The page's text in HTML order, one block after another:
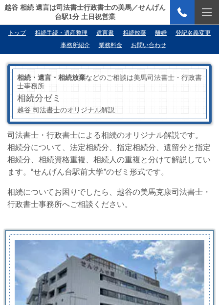
越谷 相続 遺言は司法書士行政書士の美馬／せんげん
台駅1分 土日祝営業
トップ 相続手続・遺産整理 遺言書 相続放棄 離婚
登記名義変更
事務所紹介
業務料金 お問い合わせ
相続・遺言・相続放棄などのご相談は美馬司法書士・行政書
士事務所
相続分ゼミ
越谷 司法書士のオリジナル解説
司法書士・行政書士による相続のオリジナル解説です。
相続分について、法定相続分、指定相続分、遺留分と指定
相続分、相続資格重複、相続人の重複と分けて解説してい
ます。“せんげん台駅前大学”のゼミ形式です。
相続についてお困りでしたら、越谷の美馬克康司法書士・
行政書士事務所へご相談ください。